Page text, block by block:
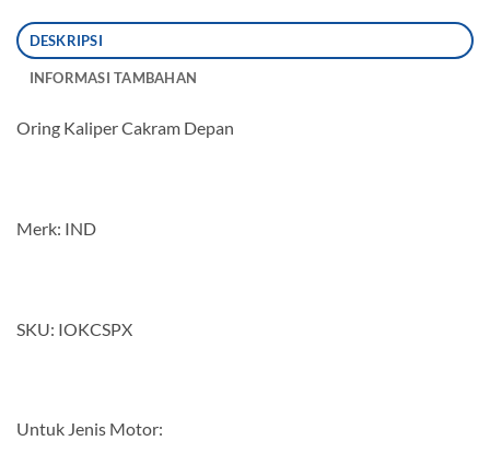
DESKRIPSI
INFORMASI TAMBAHAN
Oring Kaliper Cakram Depan
Merk: IND
SKU: IOKCSPX
Untuk Jenis Motor: